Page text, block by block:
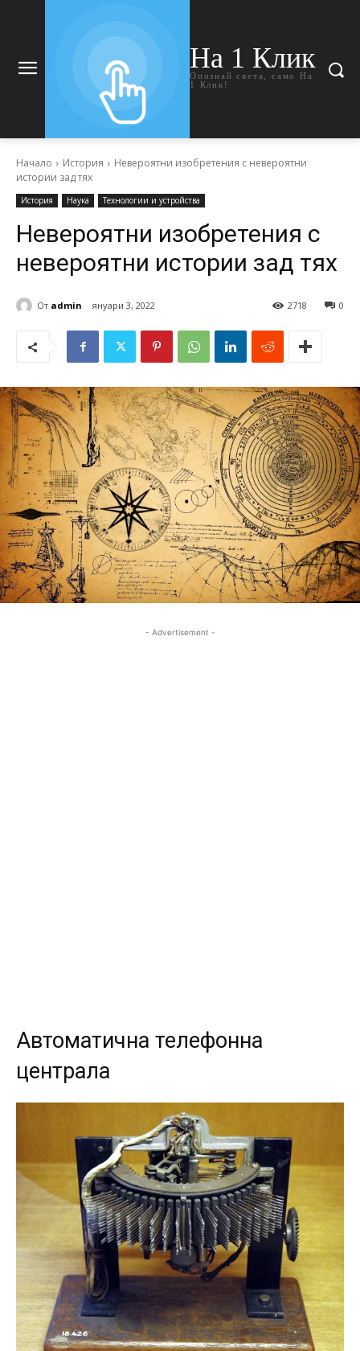
На 1 Клик
Опознай света, само На
1 Клик!
Начало История
Невероятни изобретения с невероятни
истории зад тях
История Наука Технологии и устройства
Невероятни изобретения с
невероятни истории зад тях
От admin януари 3, 2022 0
2718
- Advertisement -
Автоматична телефонна
централа